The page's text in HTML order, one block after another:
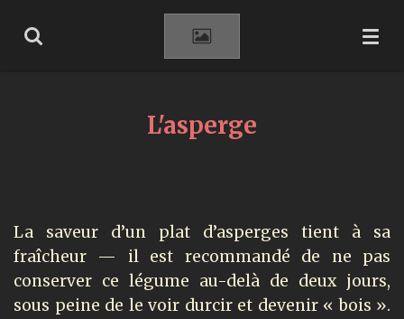
L'asperge
La saveur d’un plat d’asperges tient à sa
fraîcheur — il est recommandé de ne pas
conserver ce légume au-delà de deux jours,
sous peine de le voir durcir et devenir « bois ».